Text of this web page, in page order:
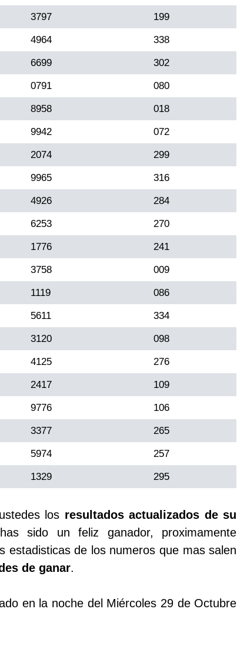
3797 199
4964 338
6699 302
0791 080
8958 018
9942 072
2074 299
9965 316
4926 284
6253 270
1776 241
3758 009
1119 086
5611 334
3120 098
4125 276
2417 109
9776 106
3377 265
5974 257
1329 295
los resultados actualizados de su
sido un feliz ganador, proximamente
estadisticas de los numeros que mas salen
de ganar.
en la noche del Miércoles 29 de Octubre